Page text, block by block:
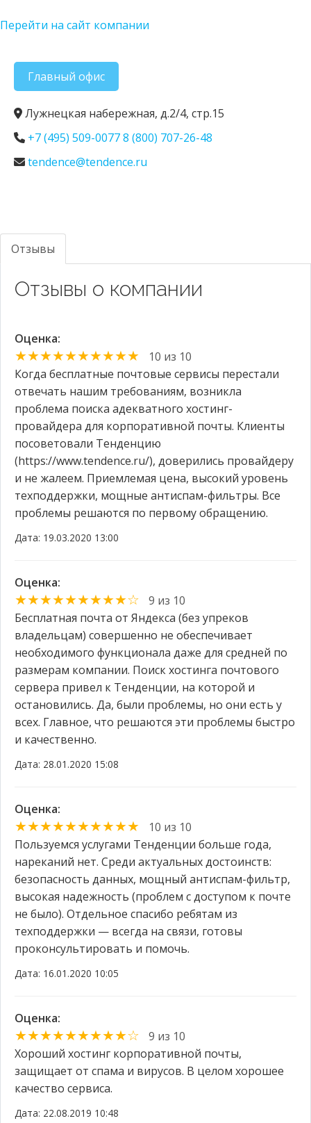
Перейти на сайт компании
Главный офис
Лужнецкая набережная, д.2/4, стр.15
+7 (495) 509-0077 8 (800) 707-26-48
tendence@tendence.ru
Отзывы
Отзывы о компании
Оценка:
★★★★★★★★★★
10 из 10
Когда бесплатные почтовые сервисы перестали
отвечать нашим требованиям, возникла
проблема поиска адекватного хостинг-
провайдера для корпоративной почты. Клиенты
посоветовали Тенденцию
(https://www.tendence.ru/), доверились провайдеру
и не жалеем. Приемлемая цена, высокий уровень
техподдержки, мощные антиспам-фильтры. Все
проблемы решаются по первому обращению.
Дата: 19.03.2020 13:00
Оценка:
★★★★★★★★★☆
9 из 10
Бесплатная почта от Яндекса (без упреков
владельцам) совершенно не обеспечивает
необходимого функционала даже для средней по
размерам компании. Поиск хостинга почтового
сервера привел к Тенденции, на которой и
остановились. Да, были проблемы, но они есть у
всех. Главное, что решаются эти проблемы быстро
и качественно.
Дата: 28.01.2020 15:08
Оценка:
★★★★★★★★★★
10 из 10
Пользуемся услугами Тенденции больше года,
нареканий нет. Среди актуальных достоинств:
безопасность данных, мощный антиспам-фильтр,
высокая надежность (проблем с доступом к почте
не было). Отдельное спасибо ребятам из
техподдержки — всегда на связи, готовы
проконсультировать и помочь.
Дата: 16.01.2020 10:05
Оценка:
★★★★★★★★★☆
9 из 10
Хороший хостинг корпоративной почты,
защищает от спама и вирусов. В целом хорошее
качество сервиса.
Дата: 22.08.2019 10:48